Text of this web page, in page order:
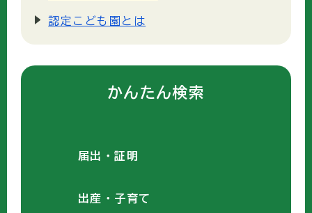
認定こども園とは
かんたん検索
届出・証明
出産・子育て